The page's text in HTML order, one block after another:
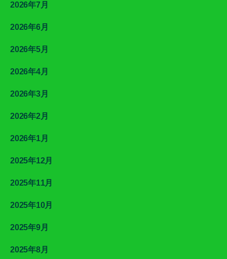
2026年7月
2026年6月
2026年5月
2026年4月
2026年3月
2026年2月
2026年1月
2025年12月
2025年11月
2025年10月
2025年9月
2025年8月